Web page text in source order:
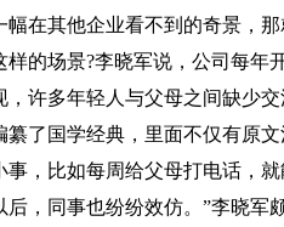
其他企业看不到的奇景，那
样的场景?李晓军说，公司每年
许多年轻人与父母之间缺少
了国学经典，里面不仅有原
事，比如每周给父母打电话，
，同事也纷纷效仿。”李晓军